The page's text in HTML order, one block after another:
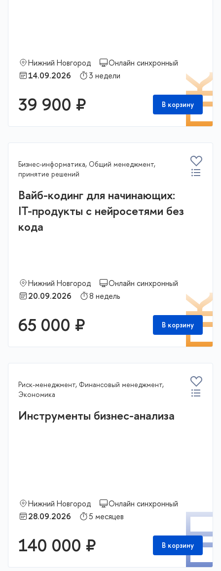
Нижний Новгород
Онлайн синхронный
14.09.2026
3 недели
39 900 ₽ В корзину
Бизнес-информатика, Общий менеджмент,
принятие решений
Вайб-кодинг для начинающих:
IT-продукты с нейросетями без
кода
Нижний Новгород
Онлайн синхронный
20.09.2026
8 недель
65 000 ₽ В корзину
Риск-менеджмент, Финансовый менеджмент,
Экономика
Инструменты бизнес-анализа
Нижний Новгород
Онлайн синхронный
28.09.2026
5 месяцев
140 000 ₽ В корзину